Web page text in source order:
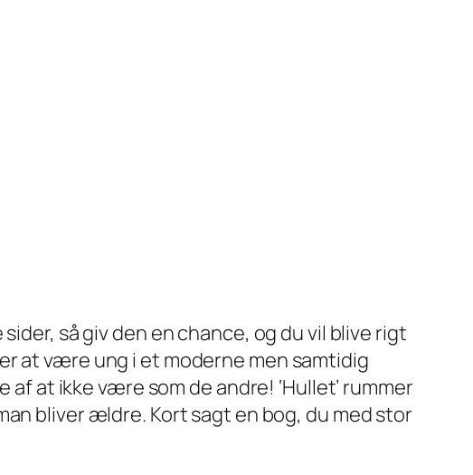
så giv den en chance, og du vil blive rigt
at være ung i et moderne men samtidig
at ikke være som de andre! ‘Hullet’ rummer
bliver ældre. Kort sagt en bog, du med stor